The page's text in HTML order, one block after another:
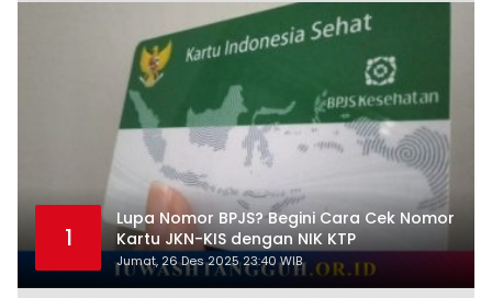
1
Lupa Nomor BPJS? Begini Cara Cek Nomor
Kartu JKN-KIS dengan NIK KTP
Jumat, 26 Des 2025 23:40 WIB